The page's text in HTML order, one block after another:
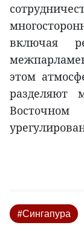
включая
этом
#Сингапура